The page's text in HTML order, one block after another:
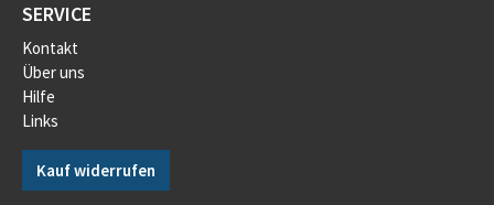
SERVICE
Kontakt
Über uns
Hilfe
Links
Kauf widerrufen